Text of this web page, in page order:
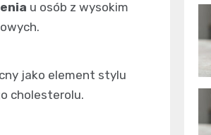
u osób z wysokim
jako element stylu
cholesterolu.